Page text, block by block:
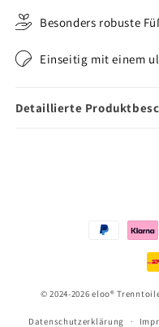
Besonders robuste
Einseitig mit einem
Detaillierte
© 2024-2026eloo®
Datenschutzerklärung